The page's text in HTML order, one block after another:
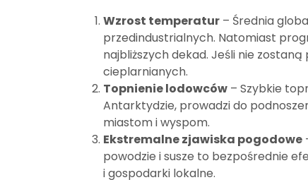
Wzrost temperatur – Średnia
przedindustrialnych. Natomiast
najbliższych dekad. Jeśli nie
cieplarnianych.
Topnienie lodowców – Szybkie
Antarktydzie, prowadzi do
miastom i wyspom.
Ekstremalne zjawiska pogodowe
powodzie i susze to bezpośrednie
i gospodarki lokalne.